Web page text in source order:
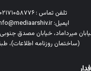
تلفن تماس : ۰۲۱۷۱۰۵۸۷۷۶
ایمیل: info@mediaarshiv.ir
(ساختمان روزنامه اطلاعات)،